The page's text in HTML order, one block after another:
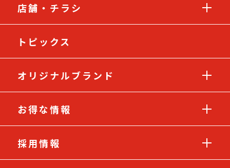
店舗・チラシ
トピックス
オリジナルブランド
お得な情報
採用情報